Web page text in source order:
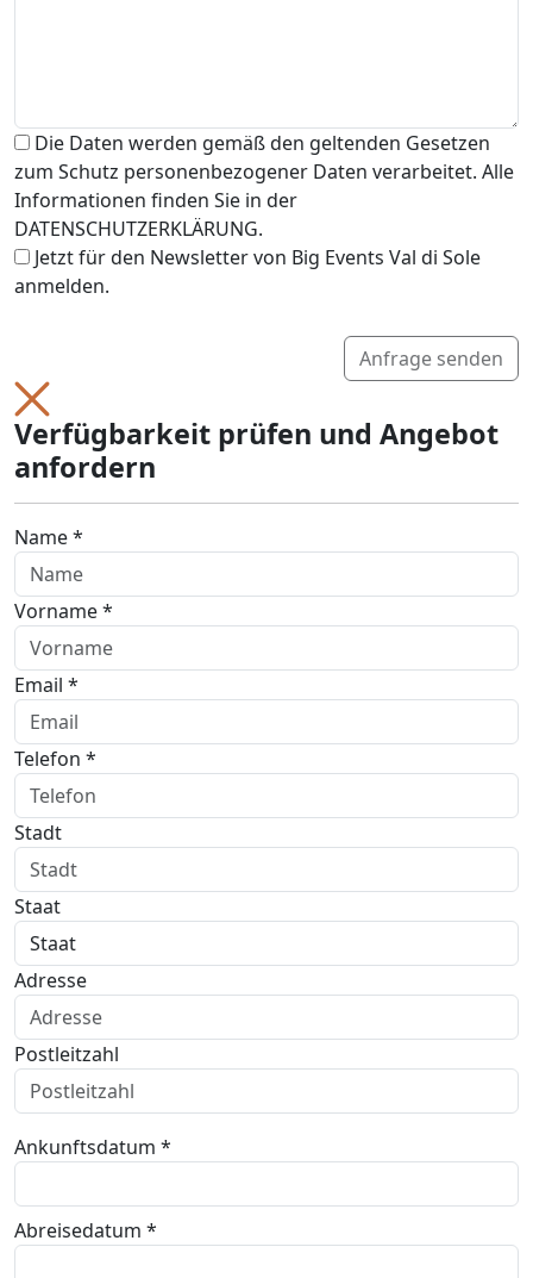
Die Daten werden gemäß den geltenden Gesetzen
zum Schutz personenbezogener Daten verarbeitet. Alle
Informationen finden Sie in der
DATENSCHUTZERKLÄRUNG.
Jetzt für den Newsletter von Big Events Val di Sole
anmelden.
Anfrage senden
Verfügbarkeit prüfen und Angebot
anfordern
Name *
Vorname *
Email *
Telefon *
Stadt
Staat
Adresse
Postleitzahl
Ankunftsdatum *
Abreisedatum *